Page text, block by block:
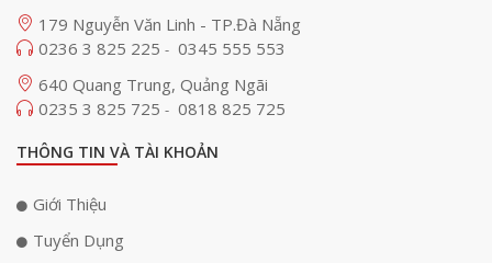
179 Nguyễn Văn Linh - TP.Đà Nẵng
0236 3 825 225 - 0345 555 553
640 Quang Trung, Quảng Ngãi
0235 3 825 725 - 0818 825 725
THÔNG TIN VÀ TÀI KHOẢN
Giới Thiệu
Tuyển Dụng